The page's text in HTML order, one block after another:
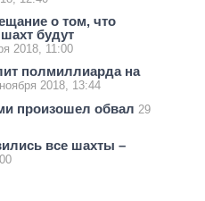
о том, что
будут
2018, 11:00
полмиллиарда на
2018, 13:44
произошел обвал 29
все шахты –